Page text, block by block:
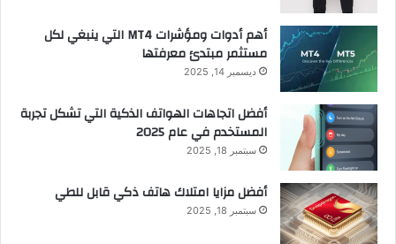
أهم أدوات ومؤشرات MT4 التي ينبغي لكل
مستثمر مبتدئ معرفتها
ديسمبر 14, 2025
أفضل اتجاهات الهواتف الذكية التي تشكل تجربة
المستخدم في عام 2025
سبتمبر 18, 2025
أفضل مزايا امتلاك هاتف ذكي قابل للطي
سبتمبر 18, 2025